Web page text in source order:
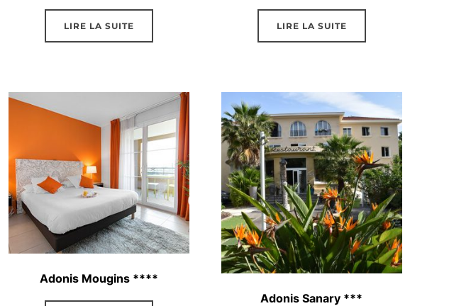
LIRE LA SUITE LIRE LA SUITE
Adonis Mougins ****
Adonis Sanary ***